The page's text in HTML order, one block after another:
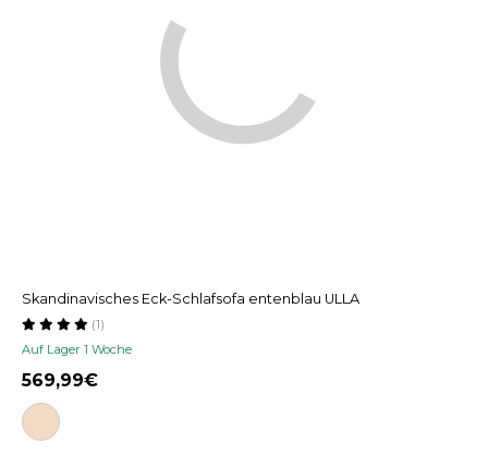
Skandinavisches Eck-Schlafsofa entenblau ULLA
Auf Lager 1 Woche
(1)
569,99